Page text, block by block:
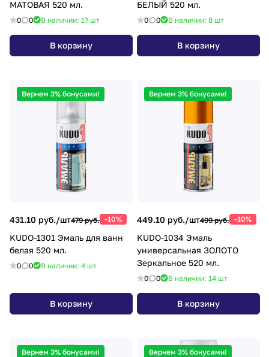
МАТОВАЯ 520 мл.
0 0 В наличии: 17 шт
В корзину
БЕЛЫЙ 520 мл.
0 0 В наличии: 8 шт
В корзину
Вернем 3% бонусами!
431.10 руб./шт479 руб. -10%
KUDO-1301 Эмаль для ванн
белая 520 мл.
0 0 В наличии: 4 шт
В корзину
Вернем 3% бонусами!
449.10 руб./шт499 руб. -10%
KUDO-1034 Эмаль
универсальная ЗОЛОТО
Зеркальное 520 мл.
0 0 В наличии: 14 шт
В корзину
Вернем 3% бонусами! Вернем 3% бонусами!